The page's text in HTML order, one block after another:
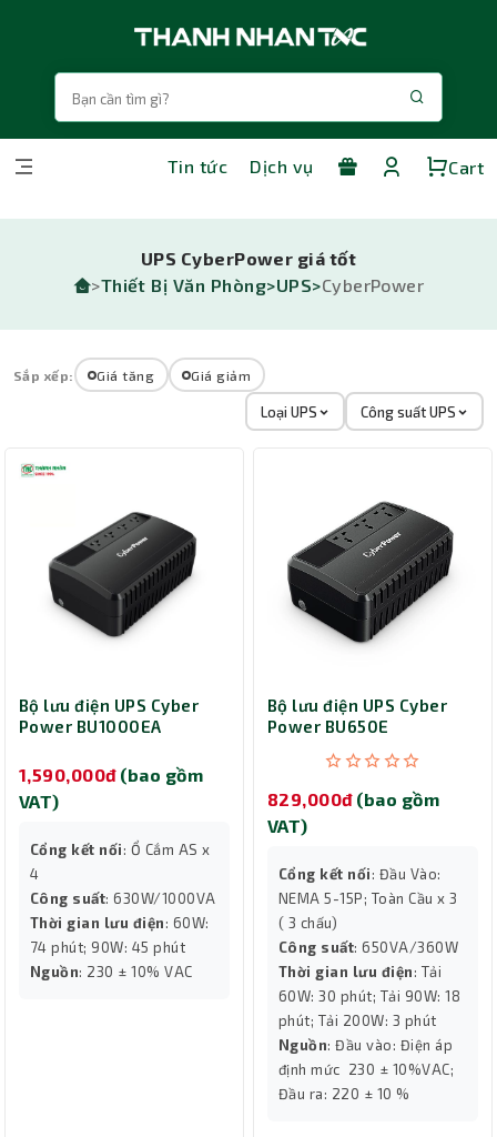
Tin tức Dịch vụ Cart
UPS CyberPower giá tốt
>Thiết Bị Văn Phòng>UPS>CyberPower
Sắp xếp: Giá tăng Giá giảm
Loại UPS Công suất UPS
Bộ lưu điện UPS Cyber
Power BU1000EA
1,590,000đ (bao gồm
VAT)
Cổng kết nối: Ổ Cắm AS x
4
Công suất: 630W/1000VA
Thời gian lưu điện: 60W:
74 phút; 90W: 45 phút
Nguồn: 230 ± 10% VAC
Bộ lưu điện UPS Cyber
Power BU650E
829,000đ (bao gồm
VAT)
Cổng kết nối: Đầu Vào:
NEMA 5-15P; Toàn Cầu x 3
( 3 chấu)
Công suất: 650VA/360W
Thời gian lưu điện: Tải
60W: 30 phút; Tải 90W: 18
phút; Tải 200W: 3 phút
Nguồn: Đầu vào: Điện áp
định mức 230 ± 10%VAC;
Đầu ra: 220 ± 10 %